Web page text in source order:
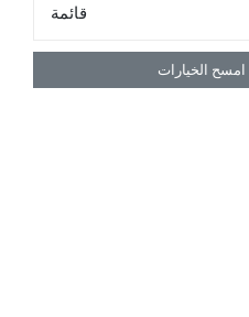
قائمة
امسح الخيارات